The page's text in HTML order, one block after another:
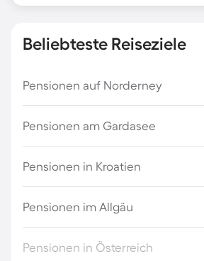
Beliebteste Reiseziele
Pensionen auf Norderney
Pensionen am Gardasee
Pensionen in Kroatien
Pensionen im Allgäu
Pensionen in Österreich